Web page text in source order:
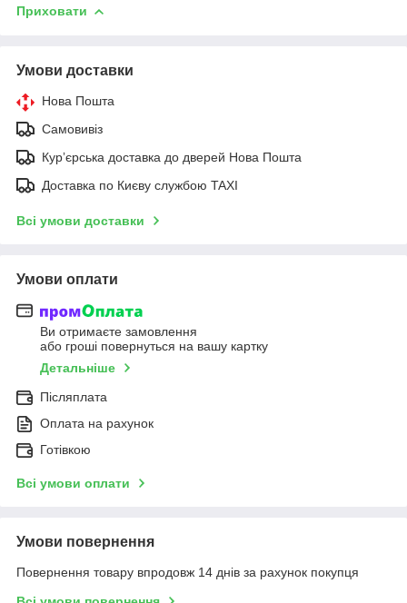
Приховати
Умови доставки
Нова Пошта
Самовивіз
Курʼєрська доставка до дверей Нова Пошта
Доставка по Києву службою TAXI
Всі умови доставки
Умови оплати
Ви отримаєте замовлення
або гроші повернуться на вашу картку
Детальніше
Післяплата
Оплата на рахунок
Готівкою
Всі умови оплати
Умови повернення
Повернення товару впродовж 14 днів за рахунок покупця